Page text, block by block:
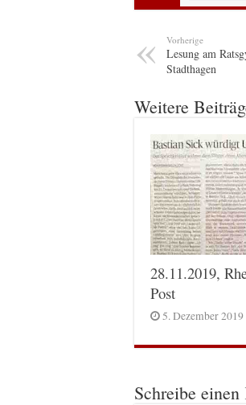
Vorherige
Lesung am
Stadthagen
Weitere
28.11.2019,
Post
5. Dezember 2019
Schreibe